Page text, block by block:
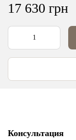
17 630 грн
Консультация